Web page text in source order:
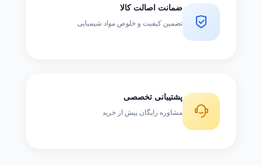
ضمانت اصالت کالا
تضمین کیفیت و خلوص مواد شیمیایی
پشتیبانی تخصصی
مشاوره رایگان پیش از خرید